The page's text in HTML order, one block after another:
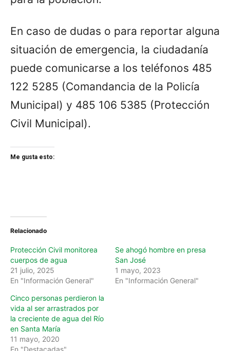
En caso de dudas o para reportar alguna
situación de emergencia, la ciudadanía
puede comunicarse a los teléfonos 485
122 5285 (Comandancia de la Policía
Municipal) y 485 106 5385 (Protección
Civil Municipal).
Me gusta esto:
Relacionado
Protección Civil monitorea
cuerpos de agua
21 julio, 2025
En "Información General"
Se ahogó hombre en presa
San José
1 mayo, 2023
En "Información General"
Cinco personas perdieron la
vida al ser arrastrados por
la creciente de agua del Río
en Santa María
11 mayo, 2020
En "Destacadas"